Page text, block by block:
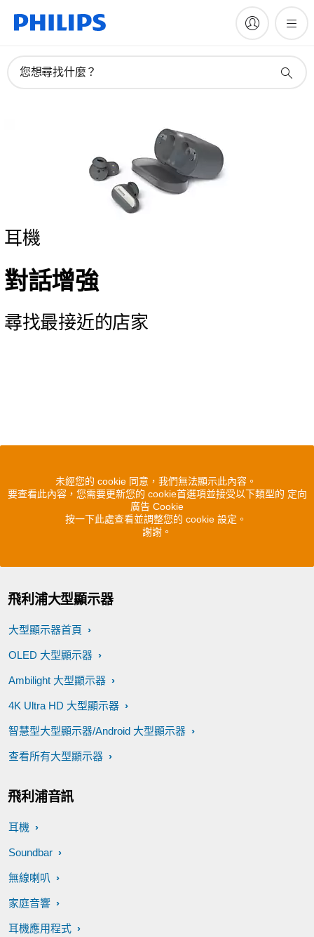
您想尋找什麼？
耳機
對話增強
尋找最接近的店家
未經您的 cookie 同意，我們無法顯示此內容。
要查看此內容，您需要更新您的 cookie首選項並接受以下類型的 定向
廣告 Cookie
按一下此處查看並調整您的 cookie 設定。
謝謝。
飛利浦大型顯示器
大型顯示器首頁
OLED 大型顯示器
Ambilight 大型顯示器
4K Ultra HD 大型顯示器
智慧型大型顯示器/Android 大型顯示器
查看所有大型顯示器
飛利浦音訊
耳機
Soundbar
無線喇叭
家庭音響
耳機應用程式